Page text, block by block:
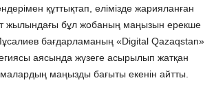
құттықтап, елімізде жарияланған
жылындағы бұл жобаның маңызын ерекше
бағдарламаның «Digital Qazaqstan»
аясында жүзеге асырылып жатқан
маңызды бағыты екенін айтты.